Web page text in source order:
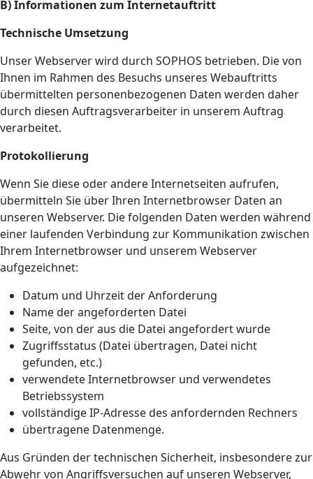
B) Informationen zum Internetauftritt
Technische Umsetzung
Unser Webserver wird durch SOPHOS betrieben. Die von
Ihnen im Rahmen des Besuchs unseres Webauftritts
übermittelten personenbezogenen Daten werden daher
durch diesen Auftragsverarbeiter in unserem Auftrag
verarbeitet.
Protokollierung
Wenn Sie diese oder andere Internetseiten aufrufen,
übermitteln Sie über Ihren Internetbrowser Daten an
unseren Webserver. Die folgenden Daten werden während
einer laufenden Verbindung zur Kommunikation zwischen
Ihrem Internetbrowser und unserem Webserver
aufgezeichnet:
Datum und Uhrzeit der Anforderung
Name der angeforderten Datei
Seite, von der aus die Datei angefordert wurde
Zugriffsstatus (Datei übertragen, Datei nicht
gefunden, etc.)
verwendete Internetbrowser und verwendetes
Betriebssystem
vollständige IP-Adresse des anfordernden Rechners
übertragene Datenmenge.
Aus Gründen der technischen Sicherheit, insbesondere zur
Abwehr von Angriffsversuchen auf unseren Webserver,